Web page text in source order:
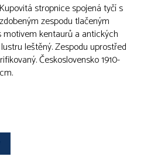
stropnice spojená tyčí s
zespodu tlačeným
kentaurů a antických
leštěný. Zespodu uprostřed
Československo 1910-